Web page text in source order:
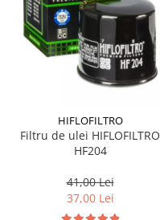
HIFLOFILTRO
Filtru de ulei HIFLOFILTRO
HF204
41,00 Lei
37,00 Lei